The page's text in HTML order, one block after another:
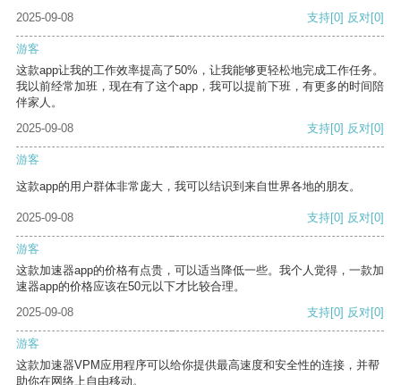
2025-09-08
支持[0] 反对[0]
游客
这款app让我的工作效率提高了50%，让我能够更轻松地完成工作任务。
我以前经常加班，现在有了这个app，我可以提前下班，有更多的时间陪
伴家人。
2025-09-08
支持[0] 反对[0]
游客
这款app的用户群体非常庞大，我可以结识到来自世界各地的朋友。
2025-09-08 支持[0] 反对[0]
游客
这款加速器app的价格有点贵，可以适当降低一些。我个人觉得，一款加
速器app的价格应该在50元以下才比较合理。
2025-09-08
支持[0] 反对[0]
游客
这款加速器VPM应用程序可以给你提供最高速度和安全性的连接，并帮
助你在网络上自由移动。